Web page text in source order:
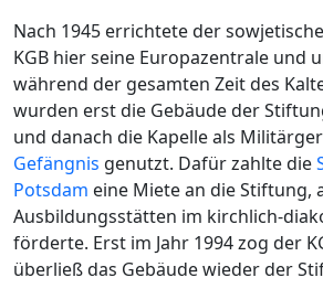
Nach 1945 errichtete der
KGB hier seine Europazentrale und
während der gesamten Zeit des
wurden erst die Gebäude der
und danach die Kapelle als
Gefängnis genutzt. Dafür zahlte die
Potsdam eine Miete an die Stiftung,
Ausbildungsstätten im kirchlich-
förderte. Erst im Jahr 1994 zog der
überließ das Gebäude wieder der